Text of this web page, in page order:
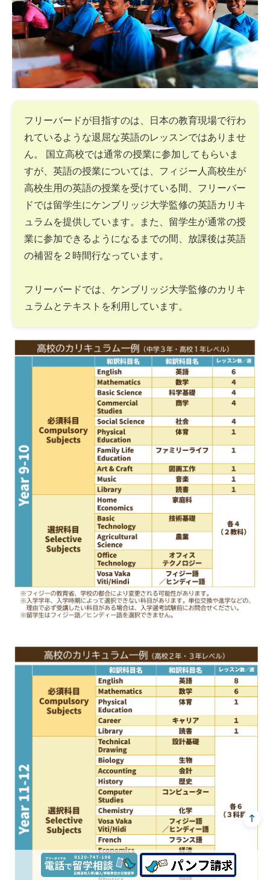
フリーバードが目指すのは、日本の教育現場で行わ
れているような退屈な英語のレッスンではありませ
ん。 国立高校では通常の授業に参加してもらいま
すが、英語の授業については、フィジー人高校生が
高校生用の英語の授業を受けている間、フリーバー
ドでは留学生にケンブリッジ大学監修の英語カリキ
ュラムを提供しています。また、留学生が通常の授
業に参加できるようになるまでの間、放課後は英語
の補習を２時間行なっています。
フリーバードでは、ケンブリッジ大学監修のカリキ
ュラムとテキストを利用しています。